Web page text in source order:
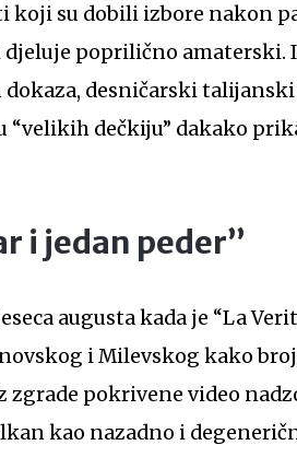
su dobili izbore nakon
poprilično amaterski.
desničarski talijanski
“velikih dečkiju” dakako
i jedan peder”
augusta kada je “La
i Milevskog kako
pokrivene video
kao nazadno i